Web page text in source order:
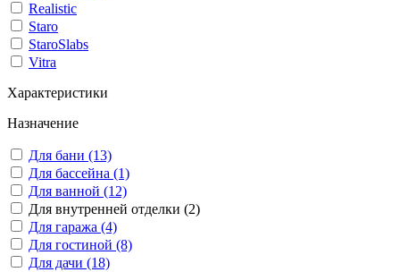
Realistic
Staro
StaroSlabs
Vitra
Характеристики
Назначение
Для бани (13)
Для бассейна (1)
Для ванной (12)
Для внутренней отделки (2)
Для гаража (4)
Для гостиной (8)
Для дачи (18)